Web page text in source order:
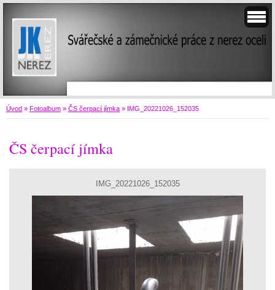
Úvod » Fotoalbum » ČS čerpací jímka » IMG_20221026_152035
ČS čerpací jímka
IMG_20221026_152035